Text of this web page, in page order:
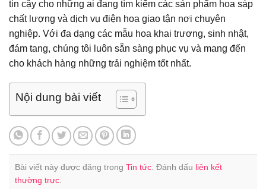
tin cậy cho những ai đang tìm kiếm các sản phẩm hoa sáp
chất lượng và dịch vụ điện hoa giao tận nơi chuyên
nghiệp. Với đa dạng các mẫu hoa khai trương, sinh nhật,
đám tang, chúng tôi luôn sẵn sàng phục vụ và mang đến
cho khách hàng những trải nghiệm tốt nhất.
Nội dung bài viết
Bài viết này được đăng trong Tin tức. Đánh dấu liên kết
thường trực.